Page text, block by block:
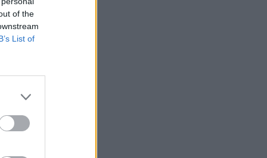
of the
List of